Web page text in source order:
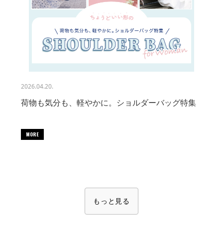
2026.04.20.
荷物も気分も、軽やかに。ショルダーバッグ特集
MORE
もっと見る